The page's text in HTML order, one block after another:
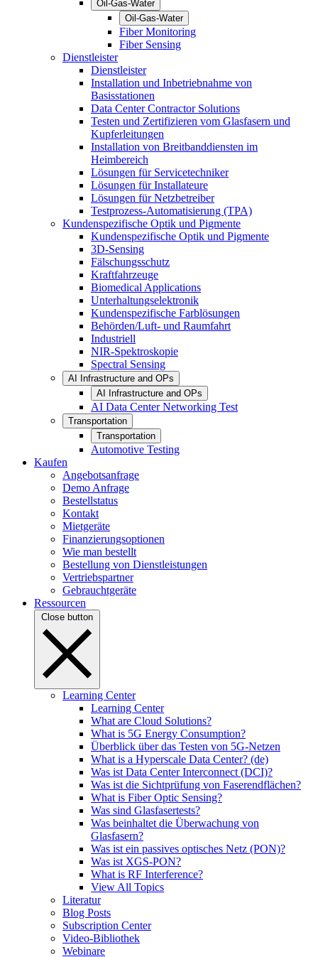
Oil-Gas-Water
Oil-Gas-Water
Fiber Monitoring
Fiber Sensing
Dienstleister
Dienstleister
Installation und Inbetriebnahme von
Basisstationen
Data Center Contractor Solutions
Testen und Zertifizieren vom Glasfasern und
Kupferleitungen
Installation von Breitbanddiensten im
Heimbereich
Lösungen für Servicetechniker
Lösungen für Installateure
Lösungen für Netzbetreiber
Testprozess-Automatisierung (TPA)
Kundenspezifische Optik und Pigmente
Kundenspezifische Optik und Pigmente
3D-Sensing
Fälschungsschutz
Kraftfahrzeuge
Biomedical Applications
Unterhaltungselektronik
Kundenspezifische Farblösungen
Behörden/Luft- und Raumfahrt
Industriell
NIR-Spektroskopie
Spectral Sensing
AI Infrastructure and OPs
AI Infrastructure and OPs
AI Data Center Networking Test
Transportation
Transportation
Automotive Testing
Kaufen
Angebotsanfrage
Demo Anfrage
Bestellstatus
Kontakt
Mietgeräte
Finanzierungsoptionen
Wie man bestellt
Bestellung von Dienstleistungen
Vertriebspartner
Gebrauchtgeräte
Ressourcen
Close button
Learning Center
Learning Center
What are Cloud Solutions?
What is 5G Energy Consumption?
Überblick über das Testen von 5G-Netzen
What is a Hyperscale Data Center? (de)
Was ist Data Center Interconnect (DCI)?
Was ist die Sichtprüfung von Faserendflächen?
What is Fiber Optic Sensing?
Was sind Glasfasertests?
Was beinhaltet die Überwachung von
Glasfasern?
Was ist ein passives optisches Netz (PON)?
Was ist XGS-PON?
What is RF Interference?
View All Topics
Literatur
Blog Posts
Subscription Center
Video-Bibliothek
Webinare